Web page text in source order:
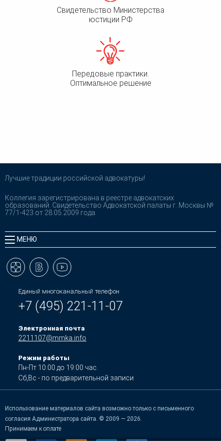
Свидетельство Министерства
юстиции РФ
Передовые практики.
Оптимальное решение
Лучшие традиции российской адвокатуры!
Коллегия зарегистрирована в реестре адвокатских
образований. Свидетельство Адвокатской палаты г. Москвы №
77/1-423 от 28.05.2009 года.
МЕНЮ
Единый многоканальный телефон
+7 (495) 221-11-07
Электронная почта
2211107@mmka.info
Режим работы
Пн-Пт 10:00 до 19:00 час.
Сб,Вс - по предварительной записи
Использование материалов сайта возможно только с письменного
согласия Администратора сайта. © 2009 — 2026.
Принимаем к оплате